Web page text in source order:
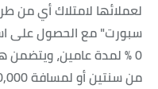
لعملائها لامتلاك أي من
سبورت" مع الحصول على
0 % لمدة عامين، ويتضمن